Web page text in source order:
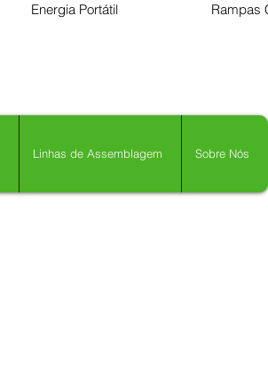
Energia Portátil Rampas
Linhas de Assemblagem Sobre Nós